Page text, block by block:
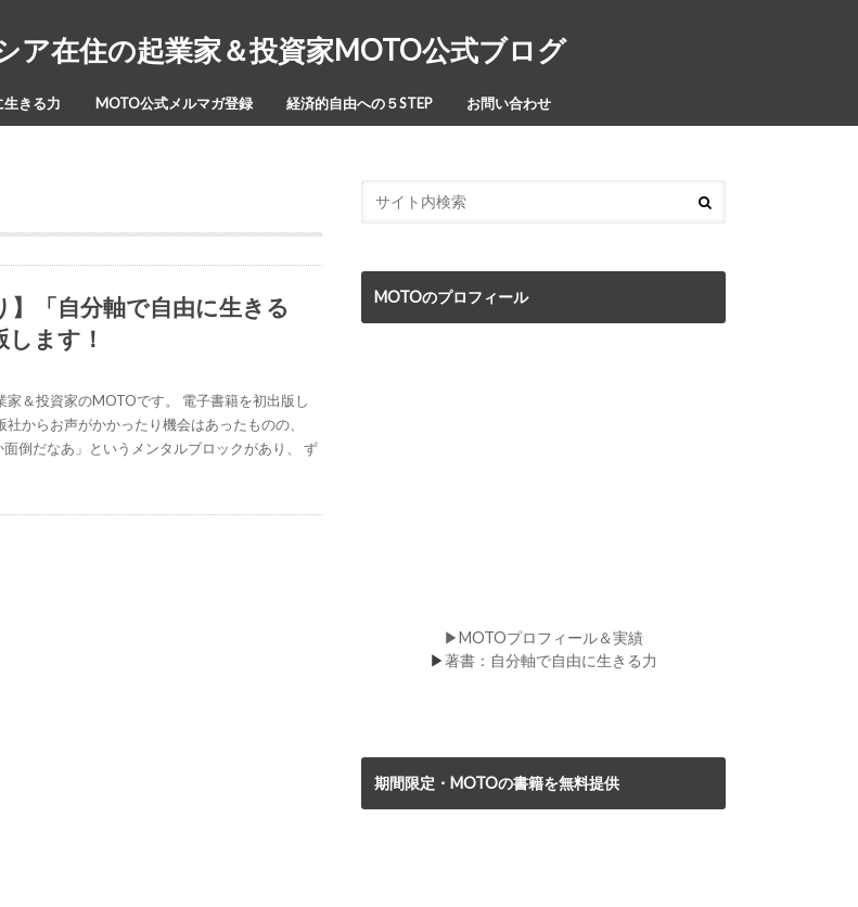
ア在住の起業家＆投資家MOTO公式ブログ
きる力 MOTO公式メルマガ登録 経済的自由への５STEP お問い合わせ
】「自分軸で自由に生きる
ます！
家＆投資家のMOTOです。 電子書籍を初出版し
社からお声がかかったり機会はあったものの、
面倒だなあ」というメンタルブロックがあり、 ず
MOTOのプロフィール
▶MOTOプロフィール＆実績
▶著書：自分軸で自由に生きる力
期間限定・MOTOの書籍を無料提供